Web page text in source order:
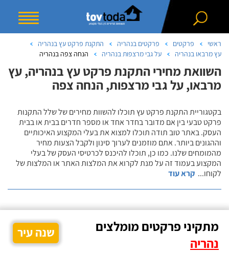
ראשי פרקטים פרקטים בנהריה
התקנת פרקט עץ בנהריה
עץ מרבאו בנהריה
על גבי מרצפות בנהריה הנחה צפה בנהריה
השוואת מחירי התקנת פרקט עץ בנהריה, עץ
מרבאו, על גבי מרצפות, הנחה צפה
בקטגוריית התקנת פרקט עץ תוכלו להשוות מחירים של שלל התקנות
פרקט טבעי בין אם מדובר בחדר אחד או מספר חדרים בבית או בבית
העסק. באתר טוב תודה תוכלו למצוא את בעלי המקצוע האיכותיים
וההגונים ביותר. אתם מוזמנים לערוך סינון ולקבל הצעות מחיר
מהמומחים שלנו. כמו כן, תוכלו להיכנס לכרטיסי העסק של בעלי
המקצוע בעמוד זה על מנת לקרוא את המלצות האתר או המלצות של
לקוחו... קרא עוד
מתקיני פרקטים מומלצים
נהריה
שנה עיר